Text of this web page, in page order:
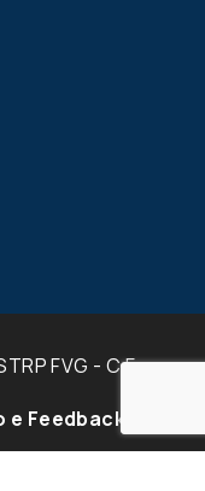
FVG - C.F.
e Feedback